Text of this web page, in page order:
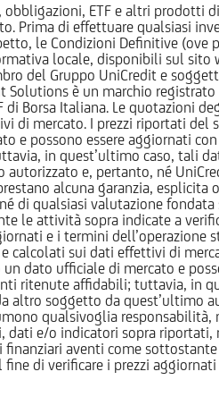
ETF e altri
Prima di effettuare qualsiasi
le Condizioni Definitive
locale, disponibili sul
del Gruppo UniCredit e
è un marchio
di Borsa Italiana. Le quotazioni
di mercato. I prezzi riportati
e possono essere aggiornati
in quest’ultimo caso, tali
e, pertanto, né
alcuna garanzia, esplicita
di qualsiasi valutazione
le attività sopra indicate a
e i termini dell’operazione
calcolati sui dati effettivi di
dato ufficiale di mercato e
ritenute affidabili; tuttavia, in
altro soggetto da quest’ultimo
qualsivoglia
dati e/o indicatori sopra
aventi come
di verificare i prezzi aggiornati